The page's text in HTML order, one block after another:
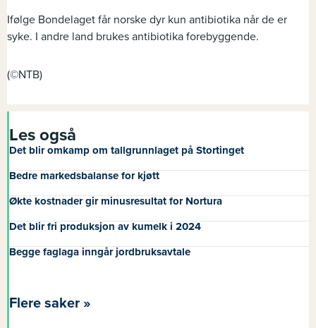
Ifølge Bondelaget får norske dyr kun antibiotika når de er
syke. I andre land brukes antibiotika forebyggende.
(©NTB)
Les også
Det blir omkamp om tallgrunnlaget på Stortinget
Bedre markedsbalanse for kjøtt
Økte kostnader gir minusresultat for Nortura
Det blir fri produksjon av kumelk i 2024
Begge faglaga inngår jordbruksavtale
Flere saker »